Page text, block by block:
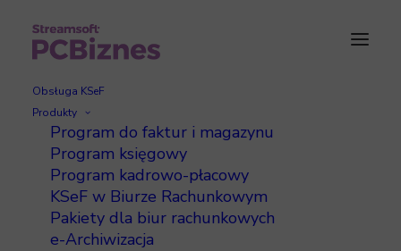
Obsługa KSeF
Produkty
Program do faktur i magazynu
Program księgowy
Program kadrowo-płacowy
KSeF w Biurze Rachunkowym
Pakiety dla biur rachunkowych
e-Archiwizacja
Inne dochody